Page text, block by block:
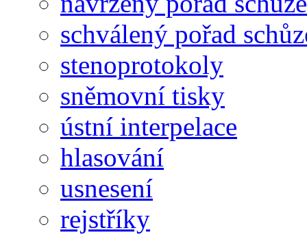
schválený pořad
stenoprotokoly
sněmovní tisky
ústní interpelace
hlasování
usnesení
rejstříky